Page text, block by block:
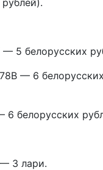
— 5 белорусских
— 6 белорусских
6 белорусских
3 лари.